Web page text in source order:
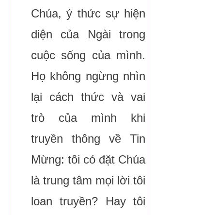
Chúa, ý thức sự hiện
diện của Ngài trong
cuộc sống của mình.
Họ không ngừng nhìn
lại cách thức và vai
trò của mình khi
truyền thông về Tin
Mừng: tôi có đặt Chúa
là trung tâm mọi lời tôi
loan truyền? Hay tôi